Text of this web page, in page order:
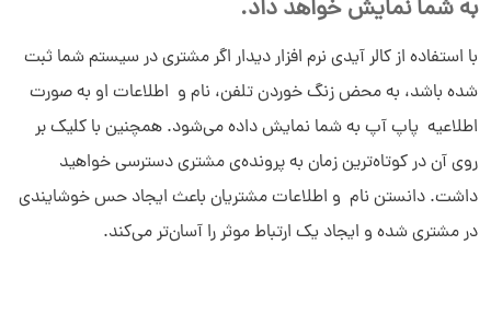
به شما نمایش خواهد داد.
با استفاده از کالر آیدی نرم افزار دیدار اگر مشتری در سیستم شما ثبت
شده باشد، به محض زنگ خوردن تلفن، نام و اطلاعات او به صورت
اطلاعیه پاپ آپ به شما نمایش داده می­‌شود. همچنین با کلیک بر
روی آن در کوتاه‌ترین زمان به پرونده‌­ی مشتری دسترسی خواهید
داشت. دانستن نام و اطلاعات مشتریان باعث ایجاد حس خوشایندی
در مشتری شده و ایجاد یک ارتباط موثر را آسان‌تر می­‌کند.
سلام به شما :)
دیدار چیست؟
دیدار به چه کسب و کارهایی کمک می‌کند؟